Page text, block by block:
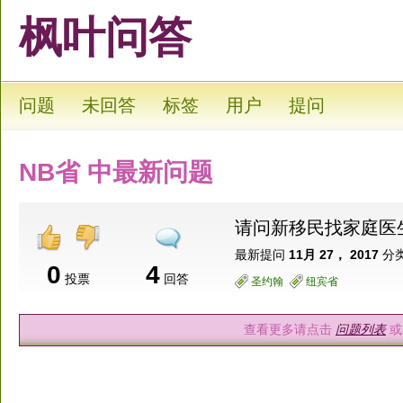
枫叶问答
问题 未回答 标签 用户 提问
NB省 中最新问题
0 投票 4 回答
请问新移民找家庭医
最新提问 11月 27， 2017 分
圣约翰 纽宾省
查看更多请点击 问题列表